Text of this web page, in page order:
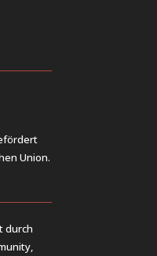
Union.
durch